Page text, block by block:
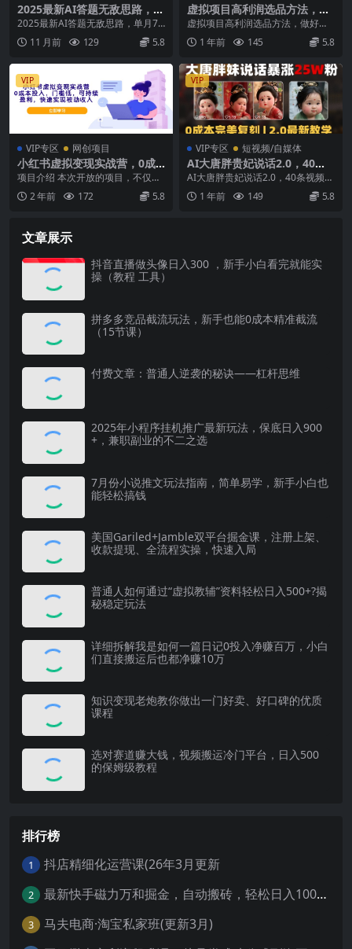
2025最新AI答题无敌思路，单
月7K+稳定副业，每天3小时
2025最新AI答题无敌思路，单月7K
+稳定副业，每天3小时 还在愁找不
到靠谱副...
11 月前 129 5.8
虚拟项目高利润选品方法，做
好单店利润1W+，可多店倍增
利润
虚拟项目高利润选品方法，做好单
店利润1W+，可多店倍增利润 内容
介绍： 虚拟项目...
1 年前 145 5.8
VIP
VIP专区 网创项目
小红书虚拟变现实战营，0成
本投入，门槛低，可持续盈
利，快速实现被动收入
项目介绍 本次开放的项目，不仅我
的团队曾经拿到过大的结果，且持
续在盈利，我在前期...
2 年前 172 5.8
VIP
VIP专区 短视频/自媒体
AI大唐胖贵妃说话2.0，40条
视频暴涨40w粉，附独家变现
攻略
AI大唐胖贵妃说话2.0，40条视频暴
涨40w粉，附独家变现攻略 最近，
像这样的...
1 年前 149 5.8
文章展示
抖音直播做头像日入300 ，新手小白看完就能实
操（教程 工具）
拼多多竞品截流玩法，新手也能0成本精准截流
（15节课）
付费文章：普通人逆袭的秘诀——杠杆思维
2025年小程序挂机推广最新玩法，保底日入900
+，兼职副业的不二之选
7月份小说推文玩法指南，简单易学，新手小白也
能轻松搞钱
美国Gariled+Jamble双平台掘金课，注册上架、
收款提现、全流程实操，快速入局
普通人如何通过“虚拟教辅”资料轻松日入500+?揭
秘稳定玩法
详细拆解我是如何一篇日记0投入净赚百万，小白
们直接搬运后也都净赚10万
知识变现老炮教你做出一门好卖、好口碑的优质
课程
选对赛道赚大钱，视频搬运冷门平台，日入500
的保姆级教程
排行榜
1 抖店精细化运营课(26年3月更新
2 最新快手磁力万和掘金，自动搬砖，轻松日入100-200，操作简单
3 马夫电商·淘宝私家班(更新3月)